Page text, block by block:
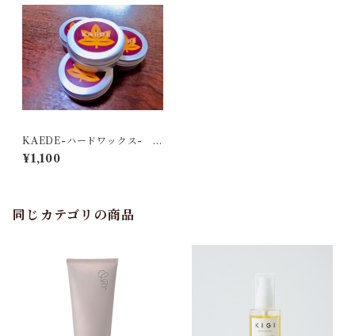
KAEDE-ハードワックス- 3
6g
¥1,100
同じカテゴリの商品